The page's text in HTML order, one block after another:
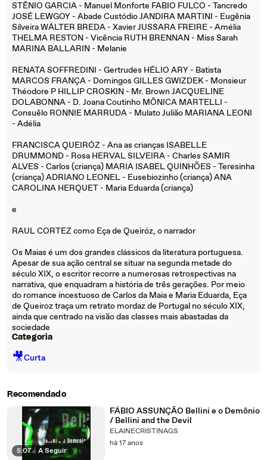
STÊNIO GARCIA - Manuel Monforte FABIO FULCO - Tancredo
JOSÉ LEWGOY - Abade Custódio JANDIRA MARTINI - Eugênia
Silveira WÁLTER BREDA - Xavier JUSSARA FREIRE - Amélia
THELMA RESTON - Vicência RUTH BRENNAN - Miss Sarah
MARINA BALLARIN - Melanie
RENATA SOFFREDINI - Gertrudes HÉLIO ARY - Batista
MARCOS FRANÇA - Domingos GILLES GWIZDEK - Monsieur
Théodore P HILLIP CROSKIN - Mr. Brown JACQUELINE
DOLABONNA - D. Joana Coutinho MÔNICA MARTELLI -
Consuêlo RONNIE MARRUDA - Mulato Julião MARIANA LEONI
- Adélia
FRANCISCA QUEIRÓZ - Ana as crianças ISABELLE
DRUMMOND - Rosa HERVAL SILVEIRA - Charles SAMIR
ALVES - Carlos (criança) MARIA ISABEL QUINHÕES - Teresinha
(criança) ADRIANO LEONEL - Eusebiozinho (criança) ANA
CAROLINA HERQUET - Maria Eduarda (criança)
e
RAUL CORTEZ como Eça de Queiróz, o narrador
Os Maias é um dos grandes clássicos da literatura portuguesa.
Apesar de sua ação central se situar na segunda metade do
século XIX, o escritor recorre a numerosas retrospectivas na
narrativa, que enquadram a história de três gerações. Por meio
do romance incestuoso de Carlos da Maia e Maria Eduarda, Eça
de Queiroz traça um retrato mordaz de Portugal no século XIX,
ainda que centrado na visão das classes mais abastadas da
sociedade
Categoria
🎥Curta
Recomendado
5:07 | A Seguir
FÁBIO ASSUNÇÃO Bellini e o Demônio
/ Bellini and the Devil
ELAINECRISTINAGS
há 17 anos